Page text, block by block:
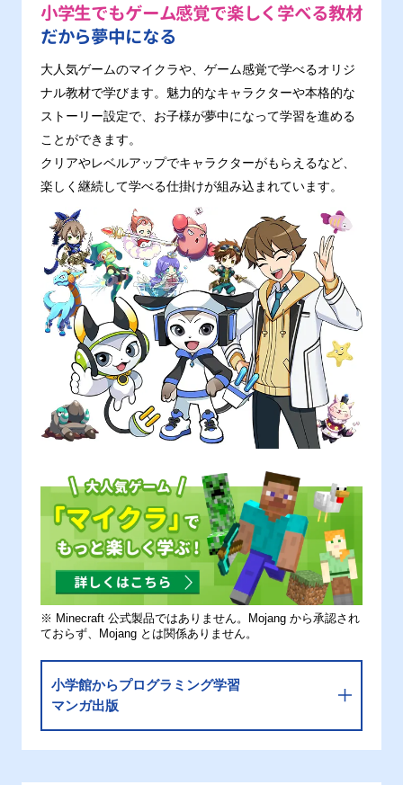
小学生でもゲーム感覚で楽しく学べる教材
だから夢中になる
大人気ゲームのマイクラや、ゲーム感覚で学べるオリジ
ナル教材で学びます。魅力的なキャラクターや本格的な
ストーリー設定で、お子様が夢中になって学習を進める
ことができます。
クリアやレベルアップでキャラクターがもらえるなど、
楽しく継続して学べる仕掛けが組み込まれています。
※ Minecraft 公式製品ではありません。Mojang から承認され
ておらず、Mojang とは関係ありません。
小学館からプログラミング学習
マンガ出版